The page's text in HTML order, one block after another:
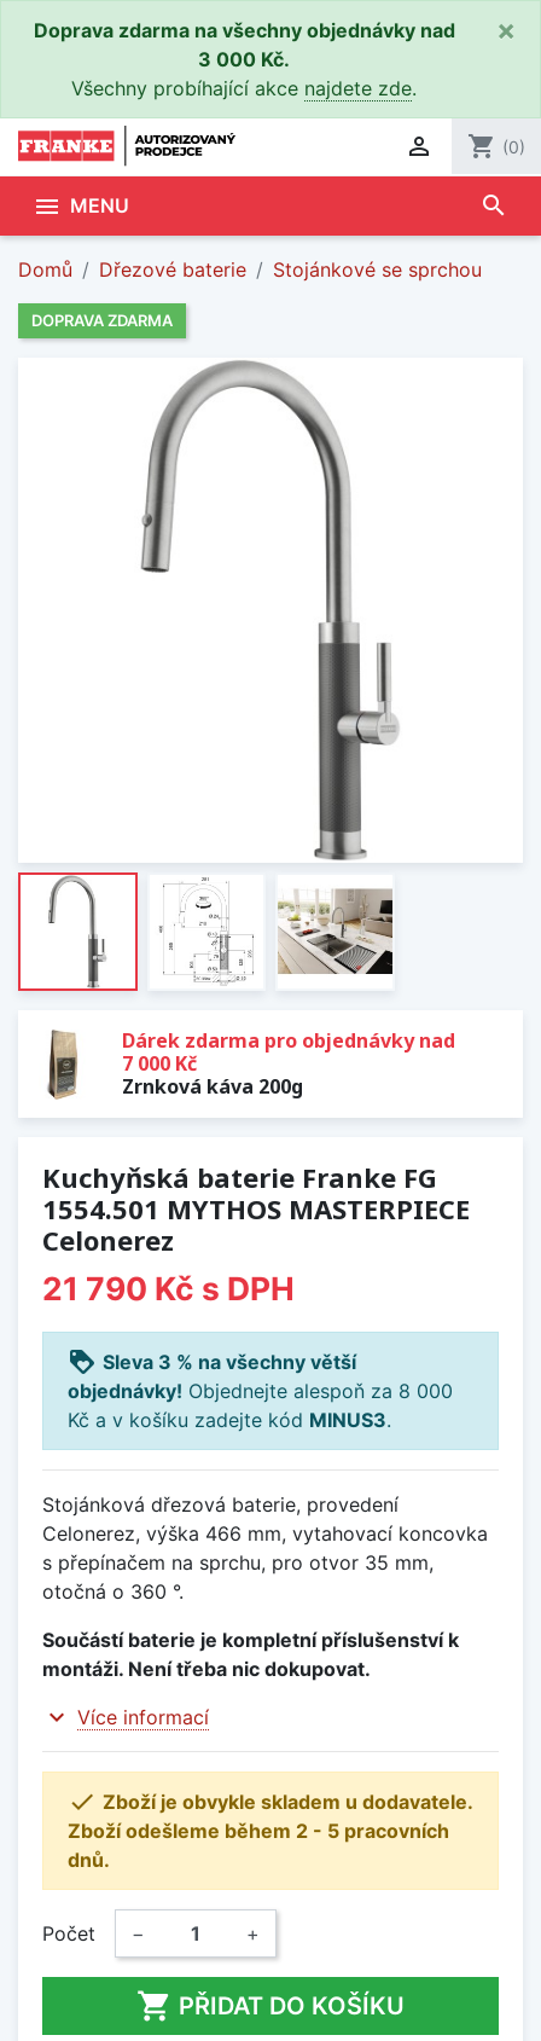
Doprava zdarma na všechny objednávky nad
3 000 Kč.
Všechny probíhající akce najdete zde.
×
 shopping_cart (0)
 MENU search
Domů Dřezové baterie Stojánkové se sprchou
DOPRAVA ZDARMA
Dárek zdarma pro objednávky nad
7 000 Kč
Zrnková káva 200g
Kuchyňská baterie Franke FG
1554.501 MYTHOS MASTERPIECE
Celonerez
21 790 Kč s DPH
loyalty Sleva 3 % na všechny větší
objednávky! Objednejte alespoň za 8 000
Kč a v košíku zadejte kód MINUS3.
Stojánková dřezová baterie, provedení
Celonerez, výška 466 mm, vytahovací koncovka
s přepínačem na sprchu, pro otvor 35 mm,
otočná o 360 °.
Součástí baterie je kompletní příslušenství k
montáži. Není třeba nic dokupovat.
expand_more Více informací
 Zboží je obvykle skladem u dodavatele.
Zboží odešleme během 2 - 5 pracovních
dnů.
Počet − +
 PŘIDAT DO KOŠÍKU